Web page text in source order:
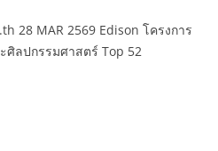
28 MAR 2569 Edison โครงการ
ลปกรรมศาสตร์ Top 52